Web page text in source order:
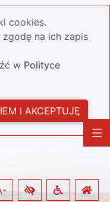
cookies.
na ich zapis
w Polityce
I AKCEPTUJĘ